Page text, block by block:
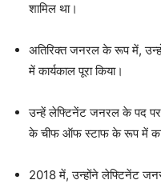
शामिल था।
अतिरिक्त जनरल के रूप में,
में कार्यकाल पूरा किया।
उन्हें लेफ्टिनेंट जनरल के पद पर
के चीफ ऑफ स्टाफ के रूप में
2018 में, उन्होंने लेफ्टिनेंट